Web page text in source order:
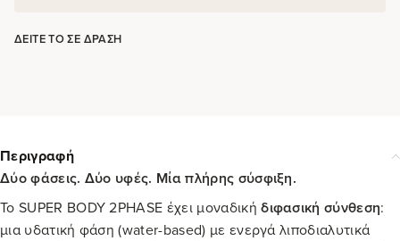
ΔΕΊΤΕ ΤΟ ΣΕ ΔΡΆΣΗ
Περιγραφή
Δύο φάσεις. Δύο υφές. Μία πλήρης σύσφιξη.
Το SUPER BODY 2PHASE έχει μοναδικήδιφασική σύνθεση:
μια υδατική φάση (water-based) με ενεργά λιποδιαλυτικά